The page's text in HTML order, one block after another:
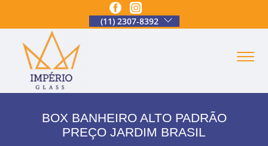
(11) 2307-8392
BOX BANHEIRO ALTO PADRÃO
PREÇO JARDIM BRASIL